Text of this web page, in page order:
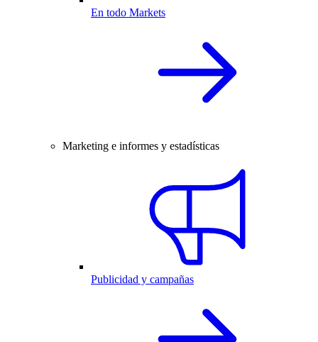
En todo Markets
Marketing e informes y estadísticas
Publicidad y campañas